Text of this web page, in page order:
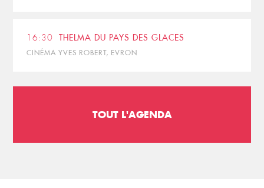
16:30 THELMA DU PAYS DES GLACES
CINÉMA YVES ROBERT, EVRON
TOUT L'AGENDA